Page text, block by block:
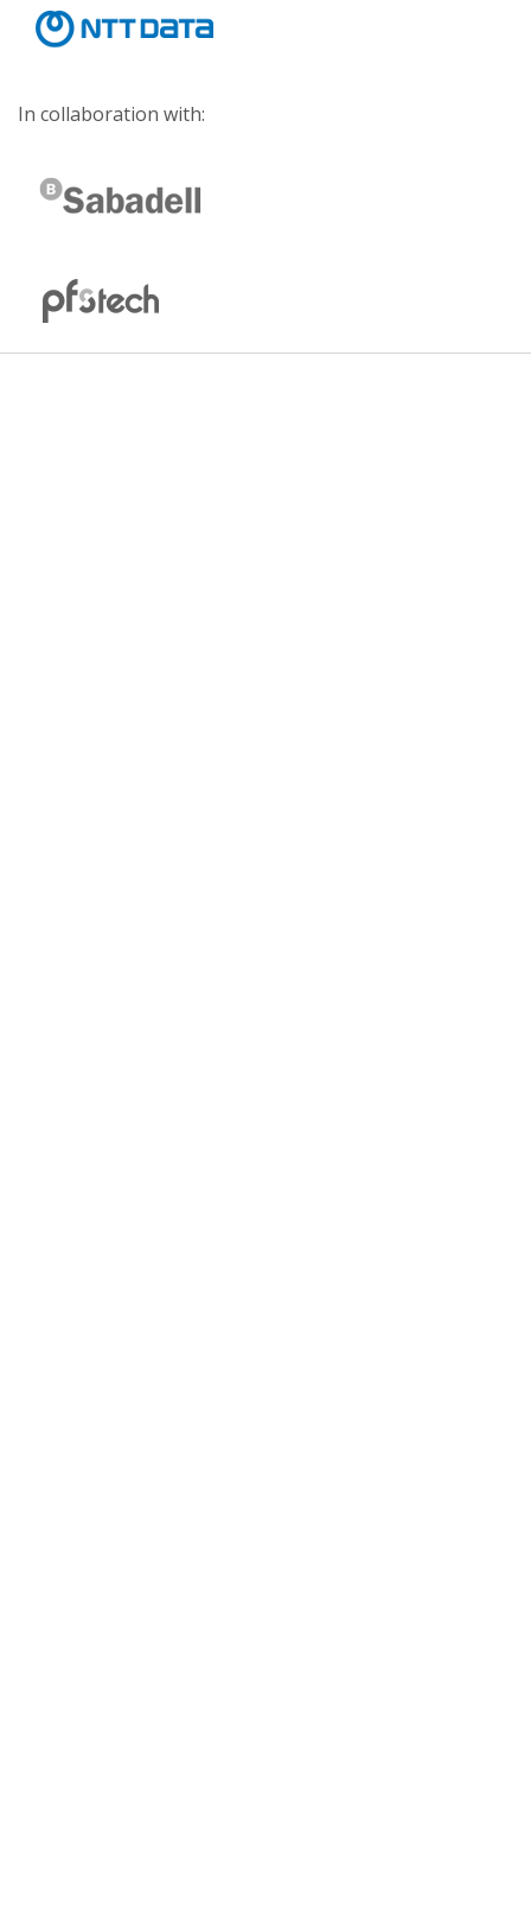
In collaboration with: